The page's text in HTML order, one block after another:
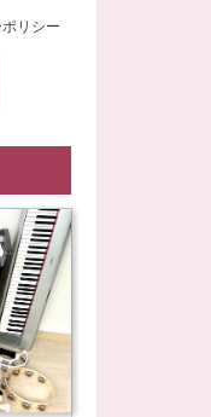
リシー